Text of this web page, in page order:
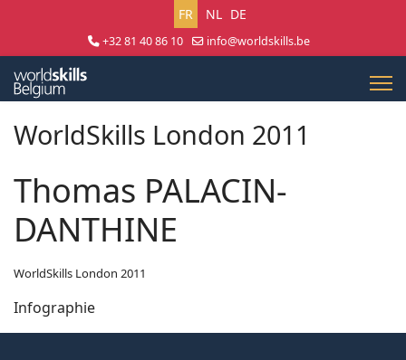
Sélectionnez votre langue
FR NL DE
+32 81 40 86 10
info@worldskills.be
WorldSkills London 2011
Thomas PALACIN-
DANTHINE
WorldSkills London 2011
Infographie